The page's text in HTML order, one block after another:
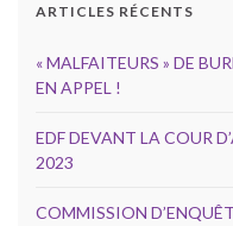
ARTICLES RÉCENTS
« MALFAITEURS » DE
EN APPEL !
EDF DEVANT LA COUR
2023
COMMISSION